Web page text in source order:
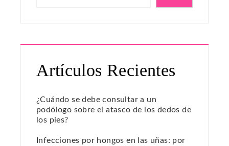
Artículos Recientes
¿Cuándo se debe consultar a un
podólogo sobre el atasco de los dedos de
los pies?
Infecciones por hongos en las uñas: por